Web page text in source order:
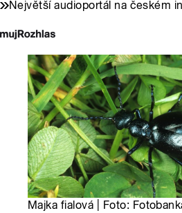
Největší audioportál na českém
Majka fialová | Foto: